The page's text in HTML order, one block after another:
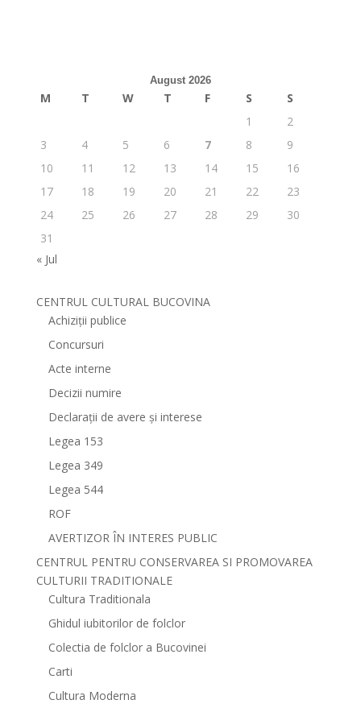
August 2026
M T W T F S
S
1
2
3
4 5 6 7 8
9
10
11 12 13 14 15
16
17
18 19 20 21 22
23
24
25 26 27 28 29
30
31
« Jul
CENTRUL CULTURAL BUCOVINA
Achiziții publice
Concursuri
Acte interne
Decizii numire
Declarații de avere și interese
Legea 153
Legea 349
Legea 544
ROF
AVERTIZOR ÎN INTERES PUBLIC
CENTRUL PENTRU CONSERVAREA SI PROMOVAREA
CULTURII TRADITIONALE
Cultura Traditionala
Ghidul iubitorilor de folclor
Colectia de folclor a Bucovinei
Carti
Cultura Moderna